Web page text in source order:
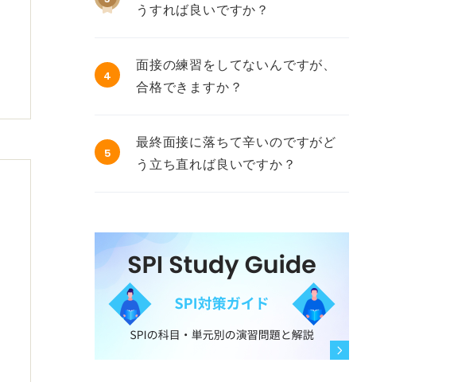
うすれば良いですか？
4
面接の練習をしてないんですが、
合格できますか？
5
最終面接に落ちて辛いのですがど
う立ち直れば良いですか？